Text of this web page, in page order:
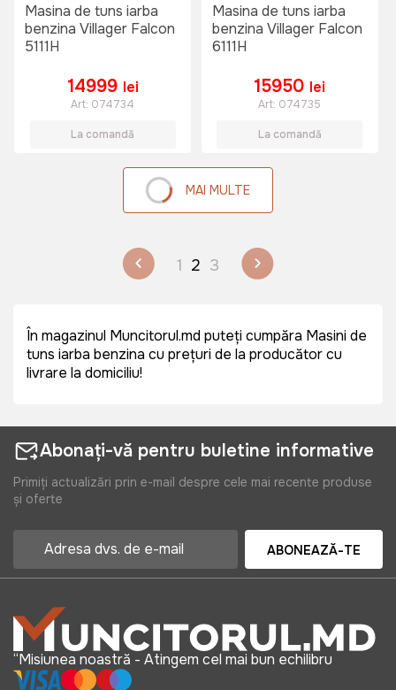
Masina de tuns iarba
benzina Villager Falcon
5111H
14999 lei
Art: 074734
La comandă
Masina de tuns iarba
benzina Villager Falcon
6111H
15950 lei
Art: 074735
La comandă
MAI MULTE
1 2 3
În magazinul Muncitorul.md puteți cumpăra Masini de
tuns iarba benzina cu prețuri de la producător cu
livrare la domiciliu!
Abonați-vă pentru buletine informative
Primiți actualizări prin e-mail despre cele mai recente produse
și oferte
ABONEAZĂ-TE
“Misiunea noastră - Atingem cel mai bun echilibru